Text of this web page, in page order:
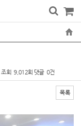
조회 9,012회 댓글 0건
목록